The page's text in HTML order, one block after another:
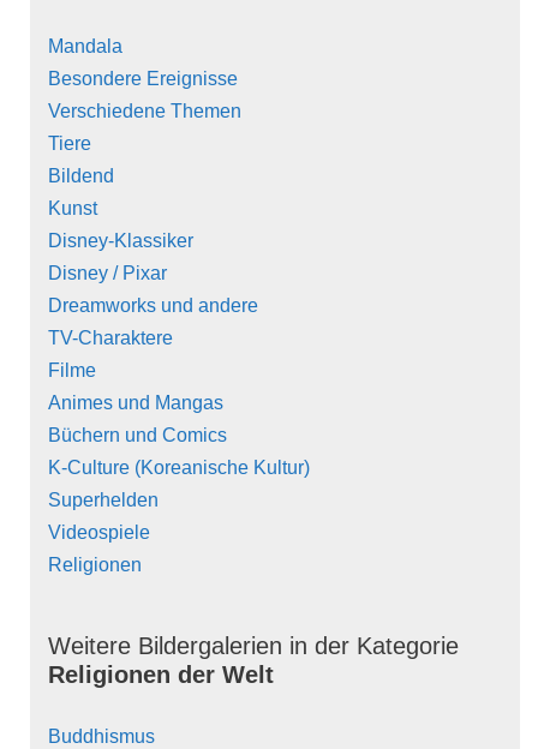
Mandala
Besondere Ereignisse
Verschiedene Themen
Tiere
Bildend
Kunst
Disney-Klassiker
Disney / Pixar
Dreamworks und andere
TV-Charaktere
Filme
Animes und Mangas
Büchern und Comics
K-Culture (Koreanische Kultur)
Superhelden
Videospiele
Religionen
Weitere Bildergalerien in der Kategorie
Religionen der Welt
Buddhismus